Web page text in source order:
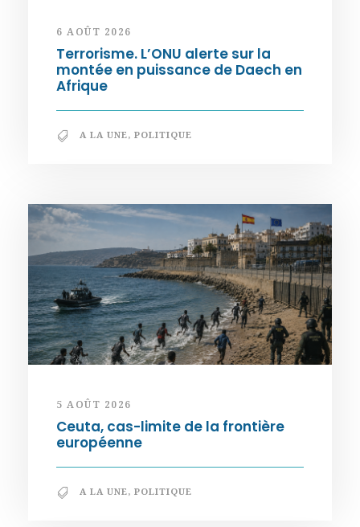
6 AOÛT 2026
Terrorisme. L’ONU alerte sur la
montée en puissance de Daech en
Afrique
A LA UNE, POLITIQUE
5 AOÛT 2026
Ceuta, cas-limite de la frontière
européenne
A LA UNE, POLITIQUE